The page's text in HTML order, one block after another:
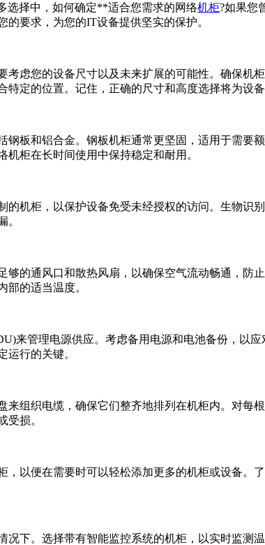
选择中，如何确定**适合您需求的网络机柜?如果您
要求，为您的IT设备提供坚实的保护。
您的设备尺寸以及未来扩展的可能性。确保机
定的位置。记住，正确的尺寸和高度选择将为设
和铝合金。钢板机柜通常更坚固，适用于需要
柜在长时间使用中保持稳定和耐用。
柜，以保护设备免受未经授权的访问。生物识
。
通风口和散热风扇，以确保空气流动畅通，防
的适当温度。
管理电源供应。考虑备用电源和电池备份，以应
运行的关键。
织电缆，确保它们整齐地排列在机柜内。对每
受损。
便在需要时可以轻松添加更多的机柜或设备。
。选择带有智能监控系统的机柜，以实时监测